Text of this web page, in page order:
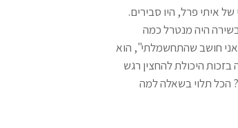
איתי פרל, היו סבירים.
היה מנטרל כמה
חושב שהתחשמלתי", הוא
היכולת להחצין רגש
הכל תלוי בשאלה למה